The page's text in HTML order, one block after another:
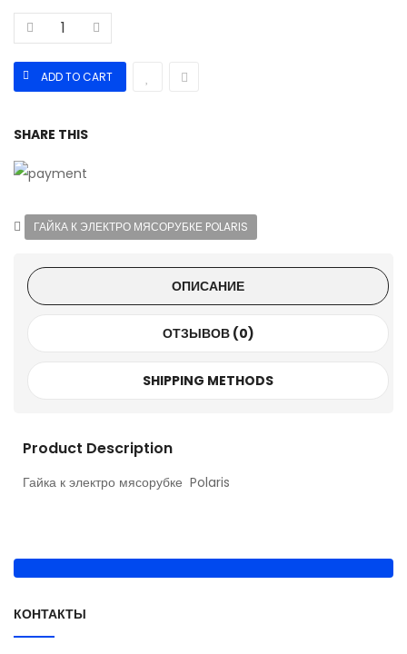
SHARE THIS
ГАЙКА К ЭЛЕКТРО МЯСОРУБКЕ POLARIS
ОПИСАНИЕ
ОТЗЫВОВ (0)
SHIPPING METHODS
Product Description
Гайка к электро мясорубке Polaris
КОНТАКТЫ